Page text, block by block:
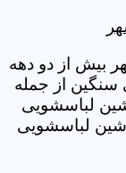
بیش از دو دهه
سنگین از جمله
لباسشویی
لباسشویی